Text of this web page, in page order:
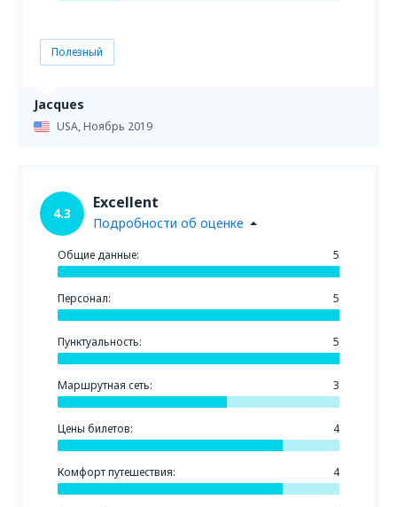
Jacques
USA,Ноябрь 2019
Полезный
4.3
Excellent
Подробности об оценке
Общие данные: 5
Персонал: 5
Пунктуальность: 5
Маршрутная сеть: 3
Цены билетов: 4
Комфорт путешествия: 4